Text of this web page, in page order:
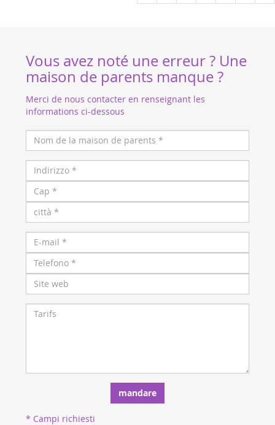
Vous avez noté une erreur ? Une
maison de parents manque ?
Merci de nous contacter en renseignant les
informations ci-dessous
mandare
* Campi richiesti